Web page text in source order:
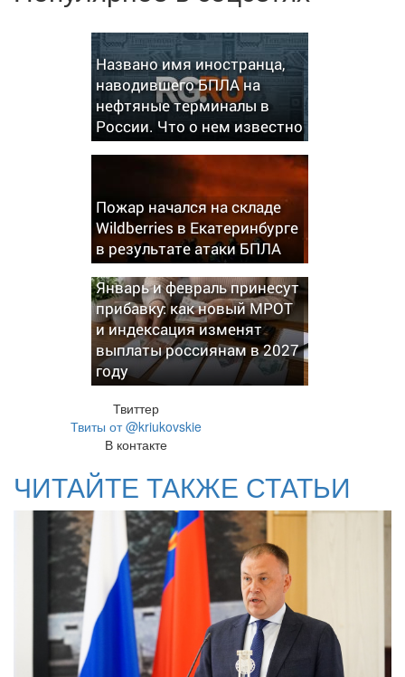
Названо имя иностранца,
наводившего БПЛА на
нефтяные терминалы в
России. Что о нем известно
Пожар начался на складе
Wildberries в Екатеринбурге
в результате атаки БПЛА
Январь и февраль принесут
прибавку: как новый МРОТ
и индексация изменят
выплаты россиянам в 2027
году
Твиттер
Твиты от @kriukovskie
В контакте
ЧИТАЙТЕ ТАКЖЕ СТАТЬИ